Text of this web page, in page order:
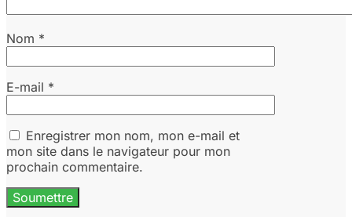
Nom *
E-mail *
Enregistrer mon nom, mon e-mail et
mon site dans le navigateur pour mon
prochain commentaire.